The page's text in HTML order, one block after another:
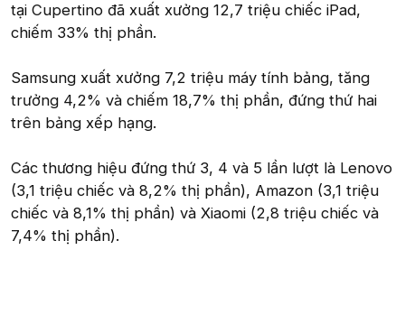
tại Cupertino đã xuất xưởng 12,7 triệu chiếc iPad,
chiếm 33% thị phần.
Samsung xuất xưởng 7,2 triệu máy tính bảng, tăng
trưởng 4,2% và chiếm 18,7% thị phần, đứng thứ hai
trên bảng xếp hạng.
Các thương hiệu đứng thứ 3, 4 và 5 lần lượt là Lenovo
(3,1 triệu chiếc và 8,2% thị phần), Amazon (3,1 triệu
chiếc và 8,1% thị phần) và Xiaomi (2,8 triệu chiếc và
7,4% thị phần).